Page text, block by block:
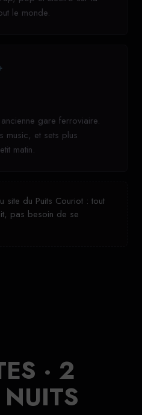
le monde.
gare ferroviaire.
music, et sets plus
matin.
du Puits Couriot : tout
pas besoin de se
· 2